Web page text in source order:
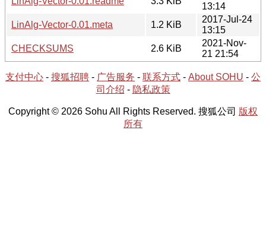
13:14
LinAlg-Vector-0.01.meta
1.2 KiB
2017-Jul-24
13:15
CHECKSUMS
2.6 KiB
2021-Nov-
21 21:54
支付中心 - 搜狐招聘 - 广告服务 - 联系方式 - About SOHU - 公
司介绍 - 隐私政策
Copyright © 2026 Sohu All Rights Reserved. 搜狐公司 版权
所有